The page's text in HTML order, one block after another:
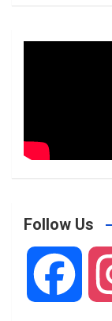
Follow Us